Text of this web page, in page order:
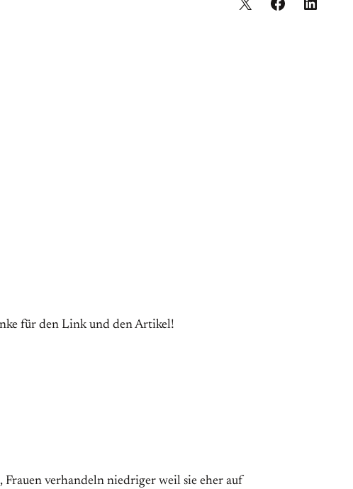
für den Link und den Artikel!
verhandeln niedriger weil sie eher auf